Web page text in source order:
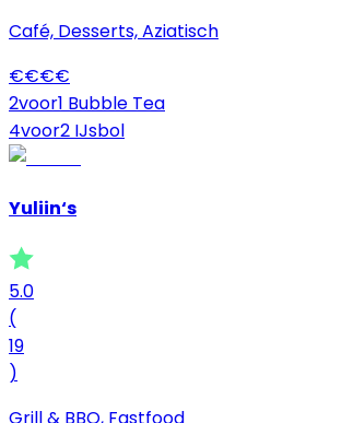
Café, Desserts, Aziatisch
€€€€
2voor1 Bubble Tea
4voor2 IJsbol
Yuliin‘s
5.0
(
19
)
Grill & BBQ, Fastfood